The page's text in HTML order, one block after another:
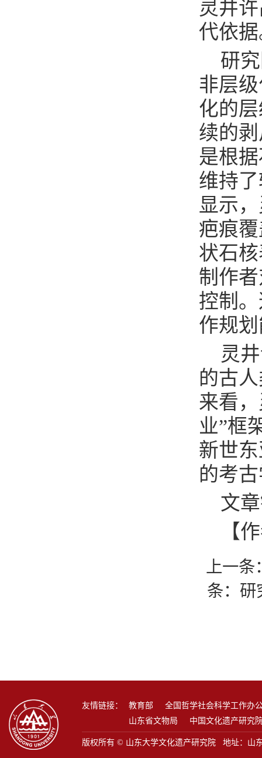
灵井
代依
研
非层
化的
续的
是根
维持
显示
疤痕
状石
制作
控制
作规
灵
的古
来看
业”框
新世
的考
文
【
上一条
条： 研
友情链接： 教育部
全国哲学社会科学工作办
山东省文物局
中国文化遗产研究
版权所有 © 山东大学文化遗产研究院 地址：山